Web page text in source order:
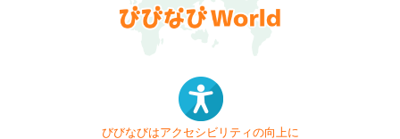
びびなびはアクセシビリティの向上に